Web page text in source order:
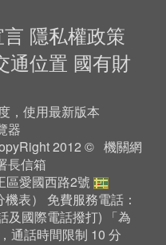
隱私權政策
通位置 國有財
，使用最新版本
器
2012 © 機關網
長信箱
區愛國西路2號
機表） 免費服務電話：
及國際電話撥打) 「為
通話時間限制 10 分